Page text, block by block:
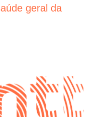
geral da